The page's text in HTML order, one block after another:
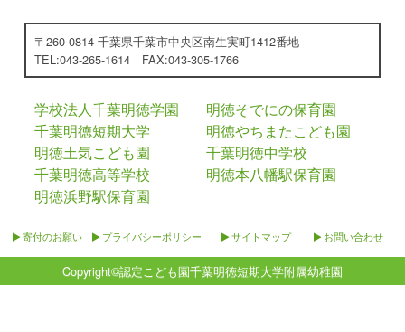
〒260-0814 千葉県千葉市中央区南生実町1412番地
TEL:043-265-1614 FAX:043-305-1766
学校法人千葉明徳学園
明徳そでにの保育園
千葉明徳短期大学
明徳やちまたこども園
明徳土気こども園
千葉明徳中学校
千葉明徳高等学校
明徳本八幡駅保育園
明徳浜野駅保育園
寄付のお願い プライバシーポリシー サイトマップ お問い合わせ
Copyright©認定こども園千葉明徳短期大学附属幼稚園